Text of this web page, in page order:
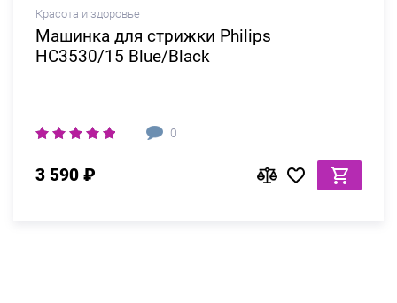
Красота и здоровье
Машинка для стрижки Philips
HC3530/15 Blue/Black
0
3 590 ₽